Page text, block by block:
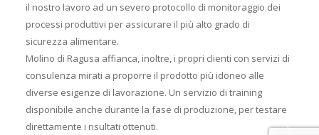
il nostro lavoro ad un severo protocollo di monitoraggio dei
processi produttivi per assicurare il più alto grado di
sicurezza alimentare.
Molino di Ragusa affianca, inoltre, i propri clienti con servizi di
consulenza mirati a proporre il prodotto più idoneo alle
diverse esigenze di lavorazione. Un servizio di training
disponibile anche durante la fase di produzione, per testare
direttamente i risultati ottenuti.